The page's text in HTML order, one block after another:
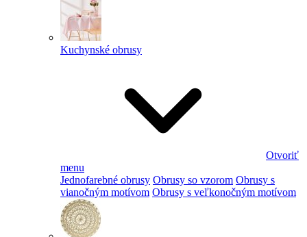
Kuchynské obrusy
Otvoriť
menu
Jednofarebné obrusy Obrusy so vzorom Obrusy s
vianočným motívom Obrusy s veľkonočným motívom